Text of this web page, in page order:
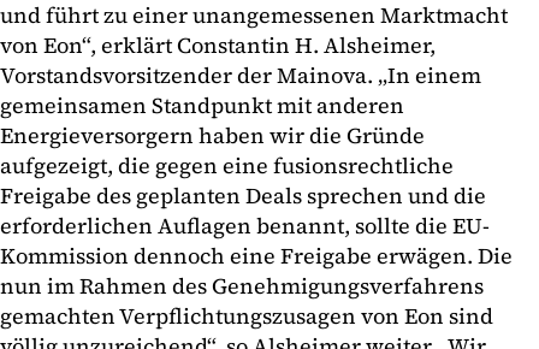
und führt zu einer unangemessenen Marktmacht
von Eon“, erklärt Constantin H. Alsheimer,
Vorstandsvorsitzender der Mainova. „In einem
gemeinsamen Standpunkt mit anderen
Energieversorgern haben wir die Gründe
aufgezeigt, die gegen eine fusionsrechtliche
Freigabe des geplanten Deals sprechen und die
erforderlichen Auflagen benannt, sollte die EU-
Kommission dennoch eine Freigabe erwägen. Die
nun im Rahmen des Genehmigungsverfahrens
gemachten Verpflichtungszusagen von Eon sind